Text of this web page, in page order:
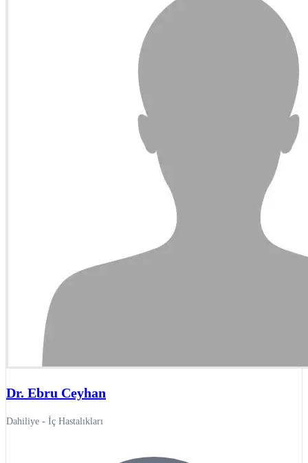
Dr. Ebru Ceyhan
Dahiliye - İç Hastalıkları